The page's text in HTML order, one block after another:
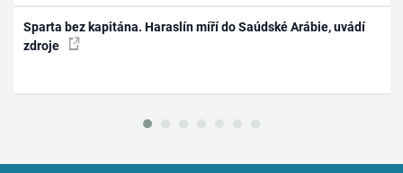
Sparta bez kapitána. Haraslín míří do Saúdské Arábie, uvádí
zdroje